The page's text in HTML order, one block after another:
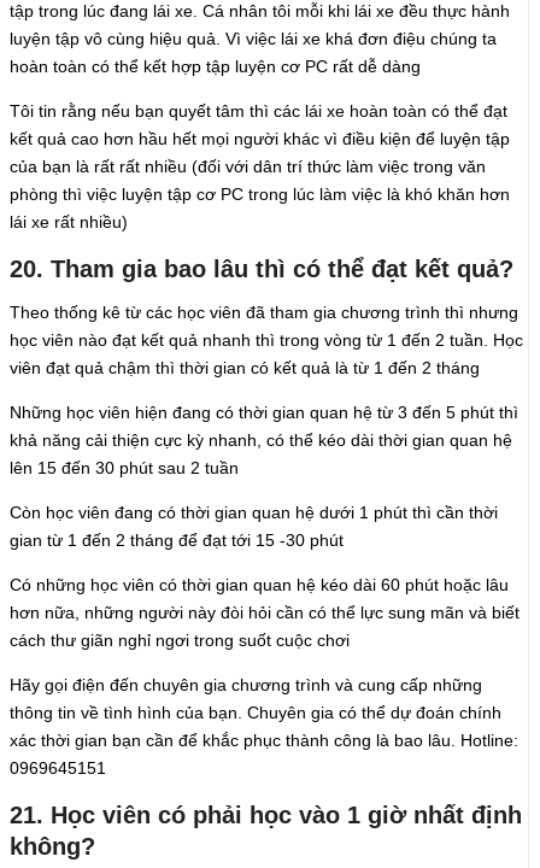
tập trong lúc đang lái xe. Cá nhân tôi mỗi khi lái xe đều thực hành
luyện tập vô cùng hiệu quả. Vì việc lái xe khá đơn điệu chúng ta
hoàn toàn có thể kết hợp tập luyện cơ PC rất dễ dàng
Tôi tin rằng nếu bạn quyết tâm thì các lái xe hoàn toàn có thể đạt
kết quả cao hơn hầu hết mọi người khác vì điều kiện để luyện tập
của bạn là rất rất nhiều (đối với dân trí thức làm việc trong văn
phòng thì việc luyện tập cơ PC trong lúc làm việc là khó khăn hơn
lái xe rất nhiều)
20. Tham gia bao lâu thì có thể đạt kết quả?
Theo thống kê từ các học viên đã tham gia chương trình thì nhưng
học viên nào đạt kết quả nhanh thì trong vòng từ 1 đến 2 tuần. Học
viên đạt quả chậm thì thời gian có kết quả là từ 1 đến 2 tháng
Những học viên hiện đang có thời gian quan hệ từ 3 đến 5 phút thì
khả năng cải thiện cực kỳ nhanh, có thể kéo dài thời gian quan hệ
lên 15 đến 30 phút sau 2 tuần
Còn học viên đang có thời gian quan hệ dưới 1 phút thì cần thời
gian từ 1 đến 2 tháng để đạt tới 15 -30 phút
Có những học viên có thời gian quan hệ kéo dài 60 phút hoặc lâu
hơn nữa, những người này đòi hỏi cần có thể lực sung mãn và biết
cách thư giãn nghỉ ngơi trong suốt cuộc chơi
Hãy gọi điện đến chuyên gia chương trình và cung cấp những
thông tin về tình hình của bạn. Chuyên gia có thể dự đoán chính
xác thời gian bạn cần để khắc phục thành công là bao lâu. Hotline:
0969645151
21. Học viên có phải học vào 1 giờ nhất định
không?